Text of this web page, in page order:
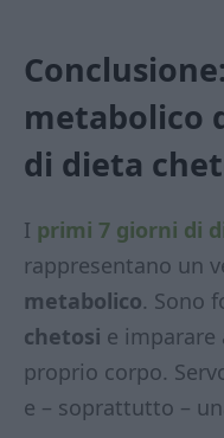
metabolico
di dieta
I primi 7 giorni di
rappresentano un
metabolico. Sono
chetosi e imparare
proprio corpo.
e – soprattutto –